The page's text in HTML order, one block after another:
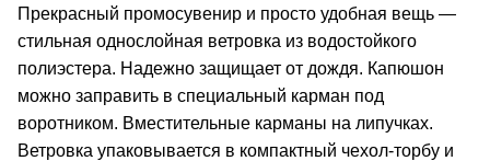
Прекрасный промосувенир и просто удобная вещь —
стильная однослойная ветровка из водостойкого
полиэстера. Надежно защищает от дождя. Капюшон
можно заправить в специальный карман под
воротником. Вместительные карманы на липучках.
Ветровка упаковывается в компактный чехол-торбу и